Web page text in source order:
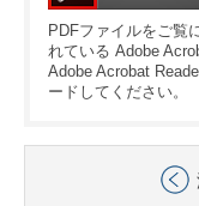
PDFファイルをご覧
れている Adobe
Adobe Acrobat
ードしてください。